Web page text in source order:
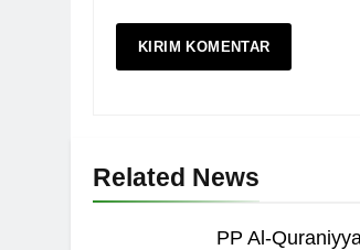
Related News
PP Al-